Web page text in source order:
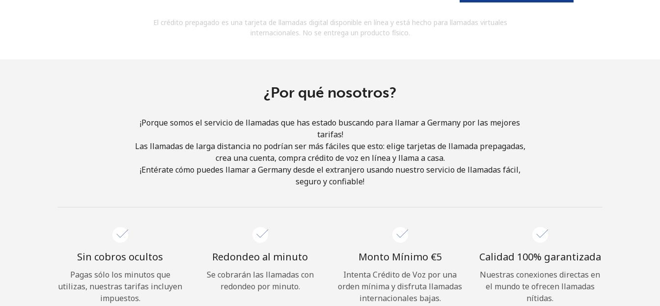
Al abrir una cuenta en este sitio web, estoy de
¡Hola!
Inicia sesión oREGÍSTRATE →
¿Olvidaste tu contraseña? →
El crédito prepagado es una tarjeta de llamadas digital disponible en línea y está hecho para llamadas virtuales
internacionales. No se entrega un producto físico.
¿Por qué nosotros?
¡Porque somos el servicio de llamadas que has estado buscando para llamar a Germany por las mejores
tarifas!
Las llamadas de larga distancia no podrían ser más fáciles que esto: elige tarjetas de llamada prepagadas,
crea una cuenta, compra crédito de voz en línea y llama a casa.
¡Entérate cómo puedes llamar a Germany desde el extranjero usando nuestro servicio de llamadas fácil,
seguro y confiable!
Sin cobros ocultos
Pagas sólo los minutos que
utilizas, nuestras tarifas incluyen
impuestos.
Redondeo al minuto
Se cobrarán las llamadas con
redondeo por minuto.
Monto Mínimo ⁦€5⁩
Intenta Crédito de Voz por una
orden mínima y disfruta llamadas
internacionales bajas.
Calidad 100% garantizada
Nuestras conexiones directas en
el mundo te ofrecen llamadas
nítidas.